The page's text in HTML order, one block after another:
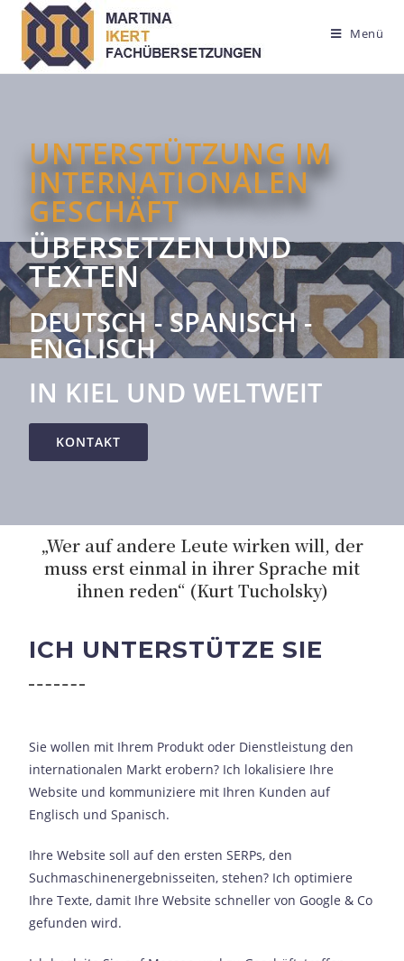
Menü
UNTERSTÜTZUNG IM
INTERNATIONALEN
GESCHÄFT
ÜBERSETZEN UND
TEXTEN
DEUTSCH - SPANISCH -
ENGLISCH
IN KIEL UND WELTWEIT
KONTAKT
„Wer auf andere Leute wirken will, der
muss erst einmal in ihrer Sprache mit
ihnen reden“ (Kurt Tucholsky)
ICH UNTERSTÜTZE SIE
Sie wollen mit Ihrem Produkt oder Dienstleistung den
internationalen Markt erobern? Ich lokalisiere Ihre
Website und kommuniziere mit Ihren Kunden auf
Englisch und Spanisch.
Ihre Website soll auf den ersten SERPs, den
Suchmaschinenergebnisseiten, stehen? Ich optimiere
Ihre Texte, damit Ihre Website schneller von Google & Co
gefunden wird.